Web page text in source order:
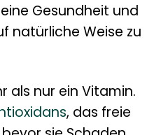
Gesundheit und
natürliche Weise zu
als nur ein Vitamin.
, das freie